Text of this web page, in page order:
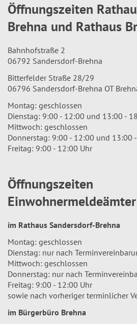
Öffnungszeiten
Brehna und Rathaus
Bahnhofstraße 2
06792 Sandersdorf-Brehna
Bitterfelder Straße 28/29
06796 Sandersdorf-Brehna OT
Montag: geschlossen
Dienstag: 9:00 - 12:00 und 13:00 -
Mittwoch: geschlossen
Donnerstag: 9:00 - 12:00 und 13:00
Freitag: 9:00 - 12:00 Uhr
Öffnungszeiten
Einwohnermeldeämter
im Rathaus Sandersdorf-Brehna
Montag: geschlossen
Dienstag: nur nach
Mittwoch: geschlossen
Donnerstag: nur nach
Freitag: 9:00 - 12:00 Uhr
sowie nach vorheriger terminlicher
im Bürgerbüro Brehna